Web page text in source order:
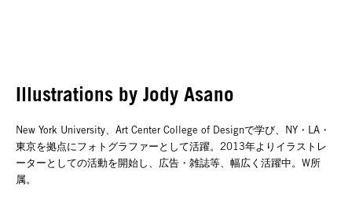
Illustrations by Jody Asano
New York University、Art Center College of Designで学び、NY・LA・
東京を拠点にフォトグラファーとして活躍。2013年よりイラストレ
ーターとしての活動を開始し、広告・雑誌等、幅広く活躍中。W所
属。